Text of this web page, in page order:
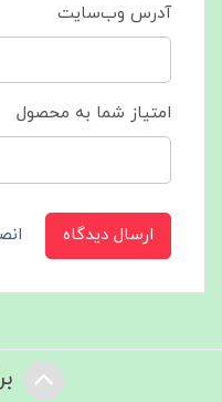
آدرس وب‌سایت
امتیاز شما به محصول
ارسال دیدگاه